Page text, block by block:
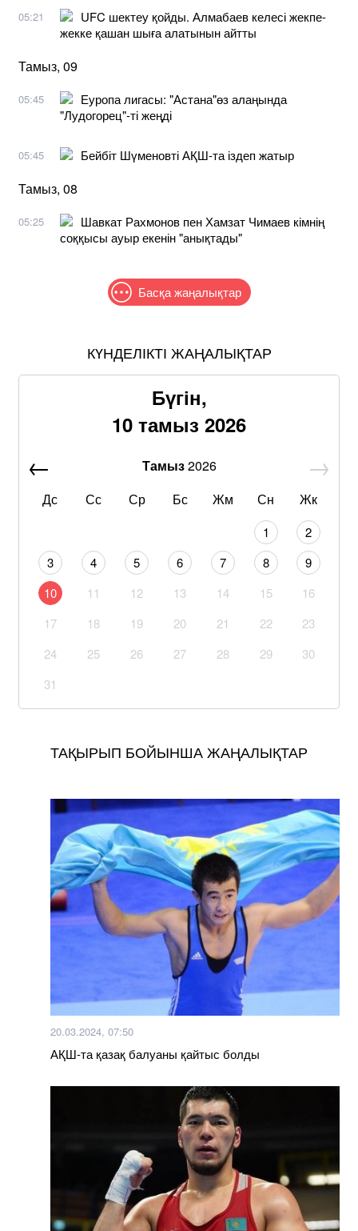
05:21
UFC шектеу қойды. Алмабаев келесі жекпе-
жекке қашан шыға алатынын айтты
Тамыз, 09
05:45
Еуропа лигасы: "Астана"өз алаңында
"Лудогорец"-ті жеңді
05:45 Бейбіт Шүменовті АҚШ-та іздеп жатыр
Тамыз, 08
05:25
Шавкат Рахмонов пен Хамзат Чимаев кімнің
соққысы ауыр екенін "анықтады"
Басқа жаңалықтар
КҮНДЕЛІКТІ ЖАҢАЛЫҚТАР
Бүгін,
10 тамыз 2026
Тамыз2026
Дс
Сс Ср Бс Жм Сн Жк
1
2
3
4 5 6 7 8
9
10
11 12 13 14 15
16
17
18 19 20 21 22
23
24
25 26 27 28 29
30
31
ТАҚЫРЫП БОЙЫНША ЖАҢАЛЫҚТАР
20.03.2024, 07:50
АҚШ-та қазақ балуаны қайтыс болды